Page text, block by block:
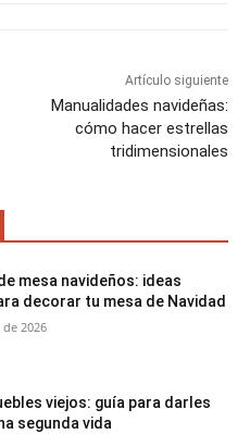
Artículo siguiente
Manualidades navideñas:
cómo hacer estrellas
tridimensionales
mesa navideños: ideas
decorar tu mesa de Navidad
2026
viejos: guía para darles
segunda vida